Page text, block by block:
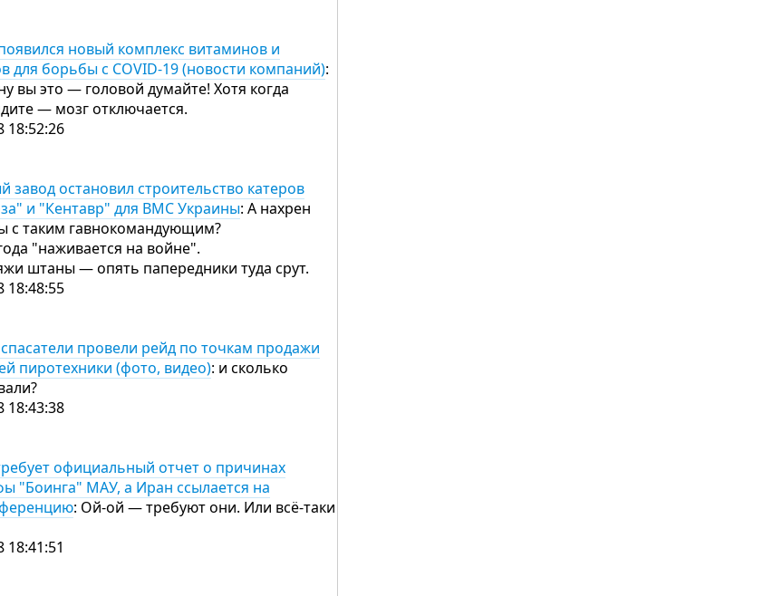
новый комплекс витаминов и
для борьбы с COVID-19 (новости компаний):
вы это — головой думайте! Хотя когда
— мозг отключается.
18:52:26
завод остановил строительство катеров
и "Кентавр" для ВМС Украины: А нахрен
с таким гавнокомандующим?
"наживается на войне".
штаны — опять папередники туда срут.
18:48:55
провели рейд по точкам продажи
пиротехники (фото, видео): и сколько
18:43:38
официальный отчет о причинах
"Боинга" МАУ, а Иран ссылается на
: Ой-ой — требуют они. Или всё-таки
18:41:51